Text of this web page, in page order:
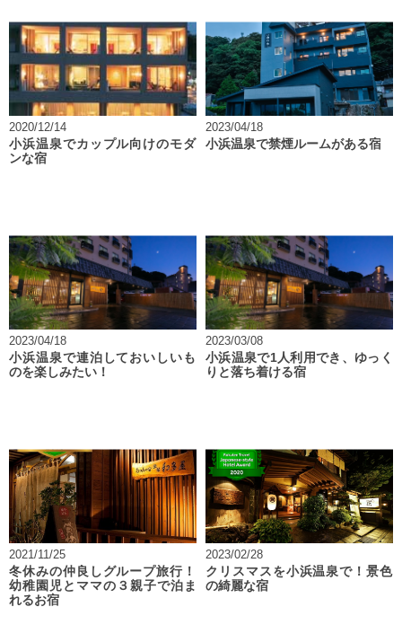
2020/12/14
小浜温泉でカップル向けのモダ
ンな宿
2023/04/18
小浜温泉で禁煙ルームがある宿
2023/04/18
小浜温泉で連泊しておいしいも
のを楽しみたい！
2023/03/08
小浜温泉で1人利用でき、ゆっく
りと落ち着ける宿
2021/11/25
冬休みの仲良しグループ旅行！
幼稚園児とママの３親子で泊ま
れるお宿
2023/02/28
クリスマスを小浜温泉で！景色
の綺麗な宿